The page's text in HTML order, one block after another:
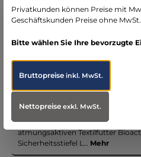
schneller Versand mit
seit über 15 Jahren
Beschreibung
Ein starker Frauenschuh Der mit
atmungsaktiven Textilfutter
Sicherheitsstiefel L… Mehr
Privatkunden können Preise mit
Geschäftskunden Preise ohne
Bitte wählen Sie Ihre bevorzugte
Bruttopreiseinkl. MwSt.
Nettopreiseexkl. MwSt.